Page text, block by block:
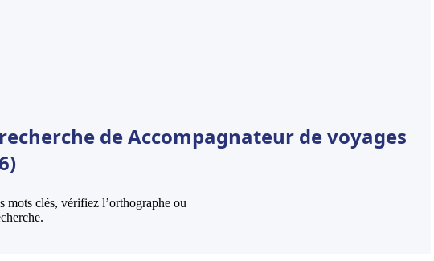
de Accompagnateur de voyages
mots clés, vérifiez l’orthographe ou